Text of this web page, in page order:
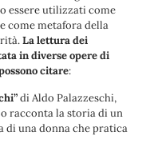
essere utilizzati come
come metafora della
La lettura dei
in diverse opere di
citare:
di Aldo Palazzeschi,
racconta la storia di un
di una donna che pratica